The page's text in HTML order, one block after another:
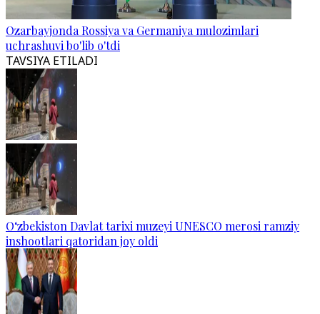
Ozarbayjonda Rossiya va Germaniya mulozimlari
uchrashuvi bo'lib o'tdi
TAVSIYA ETILADI
O‘zbekiston Davlat tarixi muzeyi UNESCO merosi ramziy
inshootlari qatoridan joy oldi